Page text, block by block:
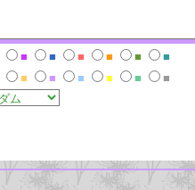
■ ■ ■ ■ ■
■
■ ■ ■ ■ ■
■